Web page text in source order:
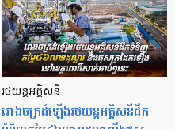
រថយន្តអគ្គិសនី
រោងចក្រដំឡើងរថយន្តអគ្គិសនីដឹក